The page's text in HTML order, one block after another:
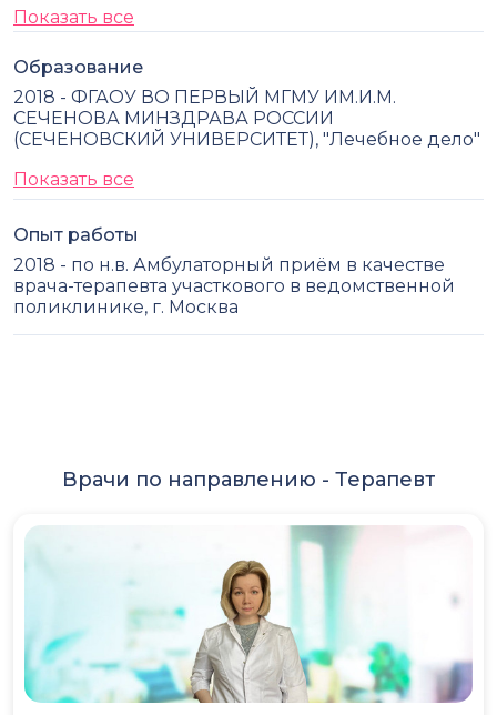
Показать все
Образование
2018 - ФГАОУ ВО ПЕРВЫЙ МГМУ ИМ.И.М.
СЕЧЕНОВА МИНЗДРАВА РОССИИ
(СЕЧЕНОВСКИЙ УНИВЕРСИТЕТ), "Лечебное дело"
Показать все
Опыт работы
2018 - по н.в. Амбулаторный приём в качестве
врача-терапевта участкового в ведомственной
поликлинике, г. Москва
Врачи по направлению - Терапевт